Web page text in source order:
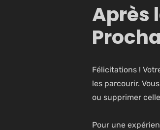
Après
Félicitations !
les parcourir.
ou supprimer
Pour une